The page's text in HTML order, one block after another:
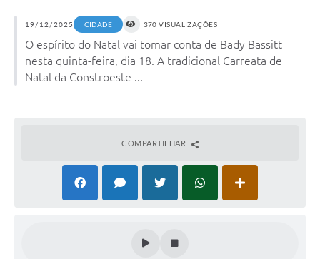
19/12/2025 CIDADE 370 VISUALIZAÇÕES
O espírito do Natal vai tomar conta de Bady Bassitt
nesta quinta-feira, dia 18. A tradicional Carreata de
Natal da Constroeste ...
COMPARTILHAR